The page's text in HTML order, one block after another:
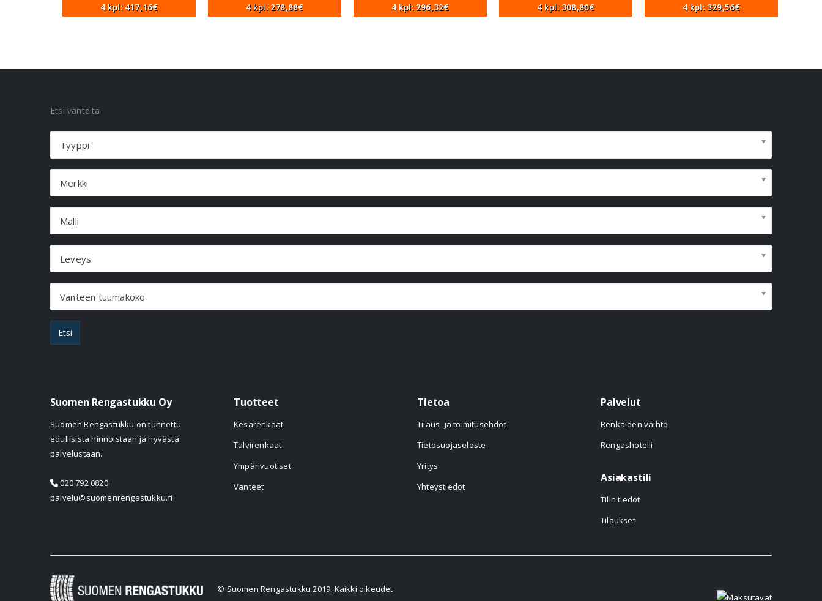
4 kpl: 417,16€ 4 kpl: 278,88€ 4 kpl: 296,32€ 4 kpl: 308,80€ 4 kpl: 329,56€
Etsi vanteita
Tyyppi
Merkki
Malli
Leveys
Vanteen tuumakoko
Etsi
Suomen Rengastukku Oy
Suomen Rengastukku on tunnettu
edullisista hinnoistaan ja hyvästä
palvelustaan.
020 792 0820
palvelu@suomenrengastukku.fi
Tuotteet
Kesärenkaat
Talvirenkaat
Ympärivuotiset
Vanteet
Tietoa
Tilaus- ja toimitusehdot
Tietosuojaseloste
Yritys
Yhteystiedot
Palvelut
Renkaiden vaihto
Rengashotelli
Asiakastili
Tilin tiedot
Tilaukset
© Suomen Rengastukku 2019. Kaikki oikeudet